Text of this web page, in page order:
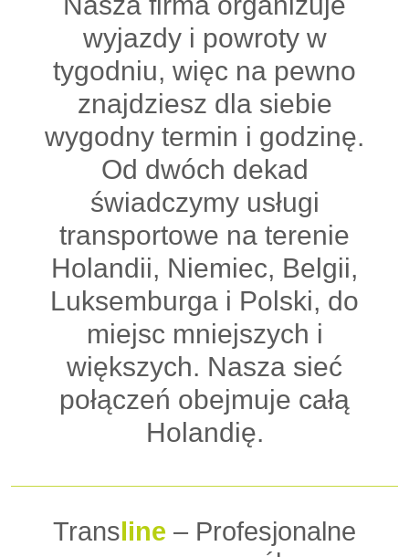
wyjazdy i powroty w
tygodniu, więc na pewno
znajdziesz dla siebie
wygodny termin i godzinę.
Od dwóch dekad
świadczymy usługi
transportowe na terenie
Holandii, Niemiec, Belgii,
Luksemburga i Polski, do
miejsc mniejszych i
większych. Nasza sieć
połączeń obejmuje całą
Holandię.
Transline – Profesjonalne